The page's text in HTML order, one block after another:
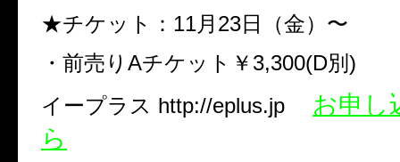
★チケット：11月23日（金）〜
・前売りAチケット￥3,300(D別)
イープラス http://eplus.jp お申し
ら